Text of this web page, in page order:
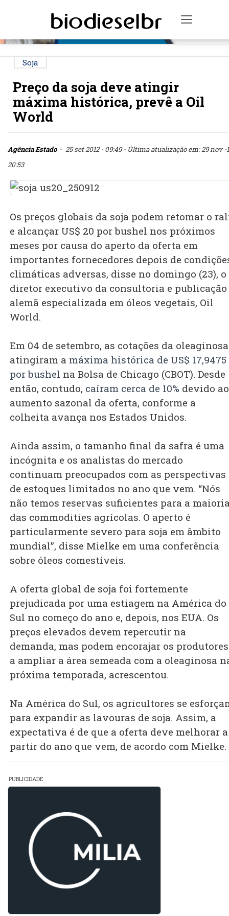
Toggle
Soja
Preço da soja deve atingir
máxima histórica, prevê a Oil
World
Agência Estado- 25 set 2012 - 09:49- Última atualização em: 29 nov -
20:53
Os preços globais da soja podem retomar o
e alcançar US$ 20 por bushel nos próximos
meses por causa do aperto da oferta em
importantes fornecedores depois de
climáticas adversas, disse no domingo (23), o
diretor executivo da consultoria e publicação
alemã especializada em óleos vegetais, Oil
World.
Em 04 de setembro, as cotações da oleaginosa
atingiram a máxima histórica de US$ 17,9475
por bushel na Bolsa de Chicago (CBOT). Desde
então, contudo, caíram cerca de 10% devido ao
aumento sazonal da oferta, conforme a
colheita avança nos Estados Unidos.
Ainda assim, o tamanho final da safra é uma
incógnita e os analistas do mercado
continuam preocupados com as perspectivas
de estoques limitados no ano que vem. “Nós
não temos reservas suficientes para a
das commodities agrícolas. O aperto é
particularmente severo para soja em âmbito
mundial”, disse Mielke em uma conferência
sobre óleos comestíveis.
A oferta global de soja foi fortemente
prejudicada por uma estiagem na América do
Sul no começo do ano e, depois, nos EUA. Os
preços elevados devem repercutir na
demanda, mas podem encorajar os produtores
a ampliar a área semeada com a oleaginosa
próxima temporada, acrescentou.
Na América do Sul, os agricultores se
para expandir as lavouras de soja. Assim, a
expectativa é de que a oferta deve melhorar a
partir do ano que vem, de acordo com Mielke.
PUBLICIDADE